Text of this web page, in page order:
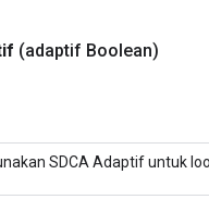
(adaptif Boolean)
SDCA Adaptif untuk